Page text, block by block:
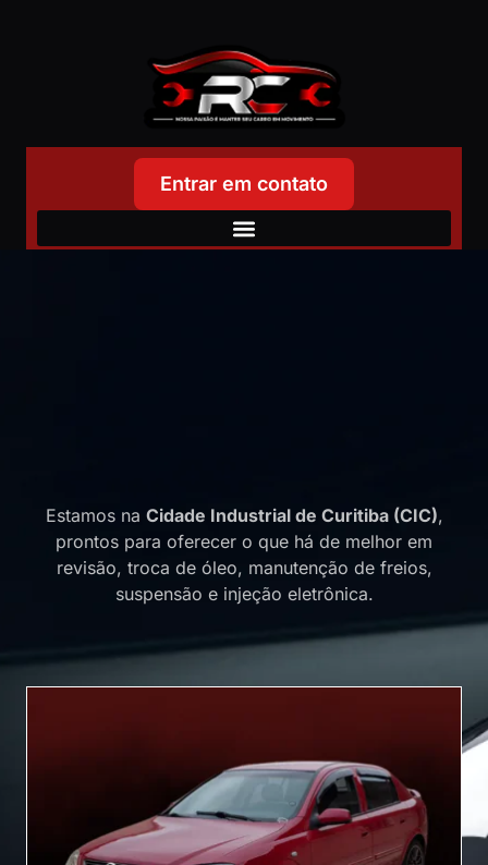
Entrar em contato
Estamos na Cidade Industrial de Curitiba (CIC),
prontos para oferecer o que há de melhor em
revisão, troca de óleo, manutenção de freios,
suspensão e injeção eletrônica.